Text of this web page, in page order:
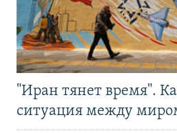
"Иран тянет время".
ситуация между